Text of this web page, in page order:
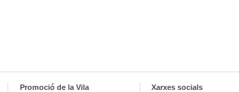
Promoció de la Vila Xarxes socials